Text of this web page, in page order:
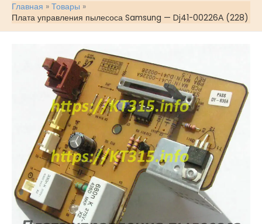
Главная
Товары
Плата управления пылесоса Samsung — Dj41-00226А (228)